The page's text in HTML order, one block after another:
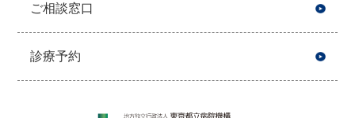
ご相談窓口
診療予約